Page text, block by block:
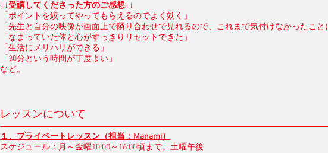
↓↓受講してくださった方のご感想↓↓
「ポイントを絞ってやってもらえるのでよく効く」
「先生と自分の映像が画面上で隣り合わせで見れるので、これまで気付けなかったこと
「なまっていた体と心がすっきりリセットできた」
「生活にメリハリができる」
「30分という時間が丁度よい」
など。
レッスンについて
１、プライベートレッスン（担当：Manami）
​スケジュール：月～金曜10:00～16:00頃まで、土曜午後